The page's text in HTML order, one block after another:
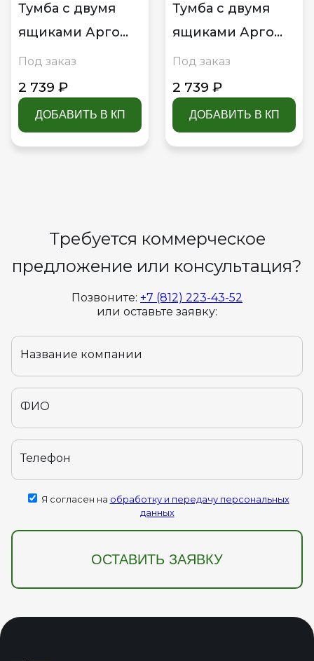
Тумба с двумя
ящиками Арго
HOME Н-3260
Белый
Под заказ
2 739 ₽
ДОБАВИТЬ В КП
Тумба с двумя
ящиками Арго
HOME Н-3260 Дуб
венге
Под заказ
2 739 ₽
ДОБАВИТЬ В КП
Требуется коммерческое
предложение или консультация?
Позвоните: +7 (812) 223-43-52
или оставьте заявку:
Название компании
ФИО
Телефон
Я согласен на обработку и передачу персональных
данных
ОСТАВИТЬ ЗАЯВКУ